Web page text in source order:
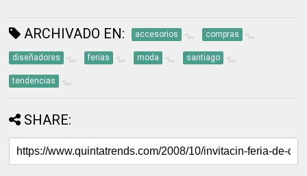
ARCHIVADO EN: accesorios compras
diseñadores ferias moda santiago
tendencias
SHARE: